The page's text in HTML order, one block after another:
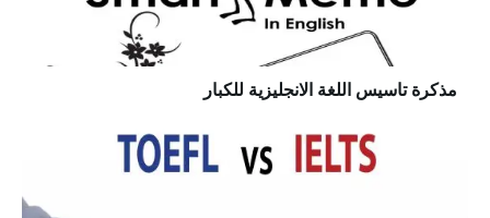
مذكرة تاسيس اللغة الانجليزية للكبار